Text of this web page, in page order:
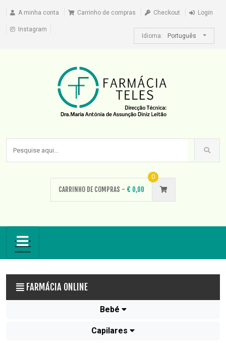
A minha conta Carrinho de compras Checkout Login
Instagram
Idioma:
Português
CARRINHO DE COMPRAS - € 0,00
0
FARMÁCIA ONLINE
Bebé
Capilares